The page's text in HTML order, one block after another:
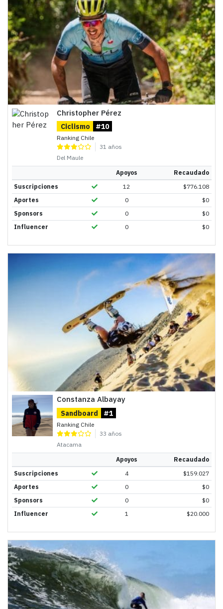
Christopher Pérez
Ciclismo #10
Ranking Chile
31 años
Del Maule
Apoyos
Recaudado
Suscripciones
12 $776.108
Aportes
0 $0
Sponsors
0 $0
Influencer
0 $0
Constanza Albayay
Sandboard #1
Ranking Chile
33 años
Atacama
Apoyos
Recaudado
Suscripciones
4 $159.027
Aportes
0 $0
Sponsors
0 $0
Influencer
1 $20.000